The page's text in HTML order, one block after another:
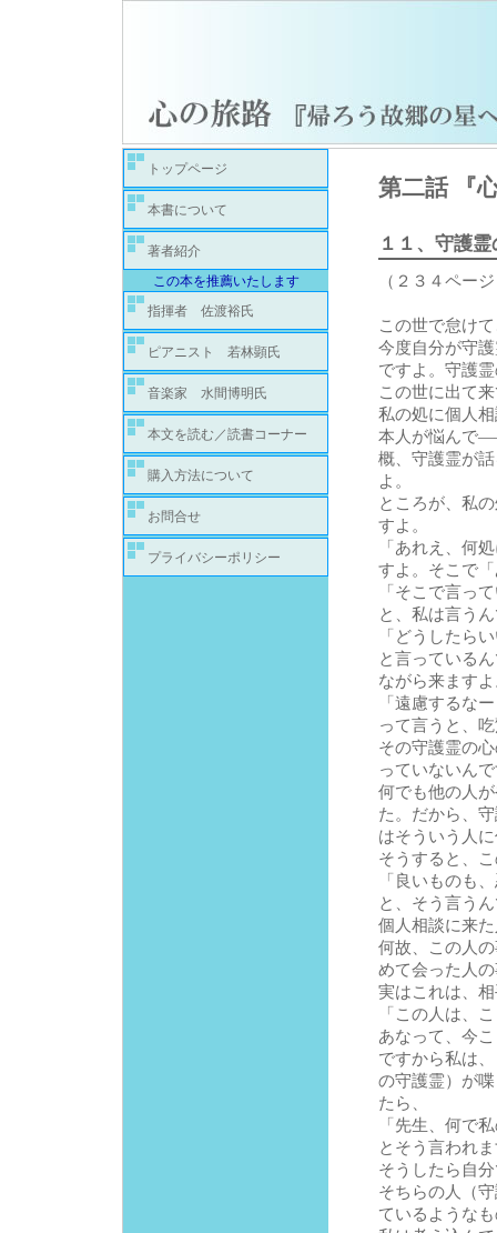
トップページ
本書について
著者紹介
この本を推薦いたします
指揮者 佐渡裕氏
ピアニスト 若林顕氏
音楽家 水間博明氏
本文を読む／読書コーナー
購入方法について
お問合せ
プライバシーポリシー
第二話 『
１１、 守護霊
（２３４ペー
この世で怠け
今度自分が守
ですよ。守護
この世に出て
私の処に個人
本人が悩んで
概、守護霊が
よ。
ところが、私
すよ。
「あれえ、何
すよ。そこで
「そこで言っ
と、私は言う
「どうしたら
と言っている
ながら来ます
「遠慮するな
って言うと、
その守護霊の
っていないん
何でも他の人
た。だから、
はそういう人
そうすると、
「良いものも
と、そう言う
個人相談に来
何故、この人
めて会った人
実はこれは、
「この人は、
あなって、今
ですから私は
の守護霊）が
たら、
「先生、何で
とそう言われ
そうしたら自
そちらの人（
ているような